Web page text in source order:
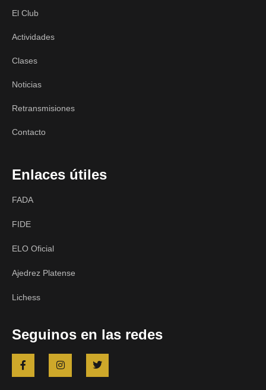
El Club
Actividades
Clases
Noticias
Retransmisiones
Contacto
Enlaces útiles
FADA
FIDE
ELO Oficial
Ajedrez Platense
Lichess
Seguinos en las redes